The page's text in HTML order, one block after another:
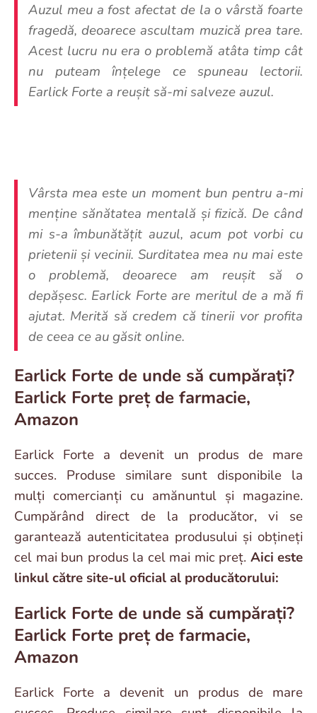
Auzul meu a fost afectat de la o vârstă foarte
fragedă, deoarece ascultam muzică prea tare.
Acest lucru nu era o problemă atâta timp cât
nu puteam înțelege ce spuneau lectorii.
Earlick Forte a reușit să-mi salveze auzul.
Vârsta mea este un moment bun pentru a-mi
menține sănătatea mentală și fizică. De când
mi s-a îmbunătățit auzul, acum pot vorbi cu
prietenii și vecinii. Surditatea mea nu mai este
o problemă, deoarece am reușit să o
depășesc. Earlick Forte are meritul de a mă fi
ajutat. Merită să credem că tinerii vor profita
de ceea ce au găsit online.
Earlick Forte de unde să cumpărați?
Earlick Forte preț de farmacie,
Amazon
Earlick Forte a devenit un produs de mare
succes. Produse similare sunt disponibile la
mulți comercianți cu amănuntul și magazine.
Cumpărând direct de la producător, vi se
garantează autenticitatea produsului și obțineți
cel mai bun produs la cel mai mic preț. Aici este
linkul către site-ul oficial al producătorului:
Earlick Forte de unde să cumpărați?
Earlick Forte preț de farmacie,
Amazon
Earlick Forte a devenit un produs de mare